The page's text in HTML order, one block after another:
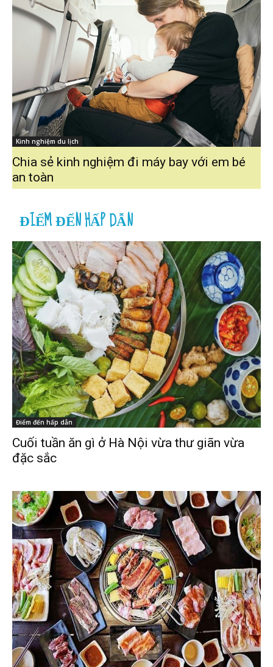
Kinh nghiệm du lịch
Chia sẻ kinh nghiệm đi máy bay với em bé
an toàn
ĐIỂM ĐẾN HẤP DẪN
Điểm đến hấp dẫn
Cuối tuần ăn gì ở Hà Nội vừa thư giãn vừa
đặc sắc